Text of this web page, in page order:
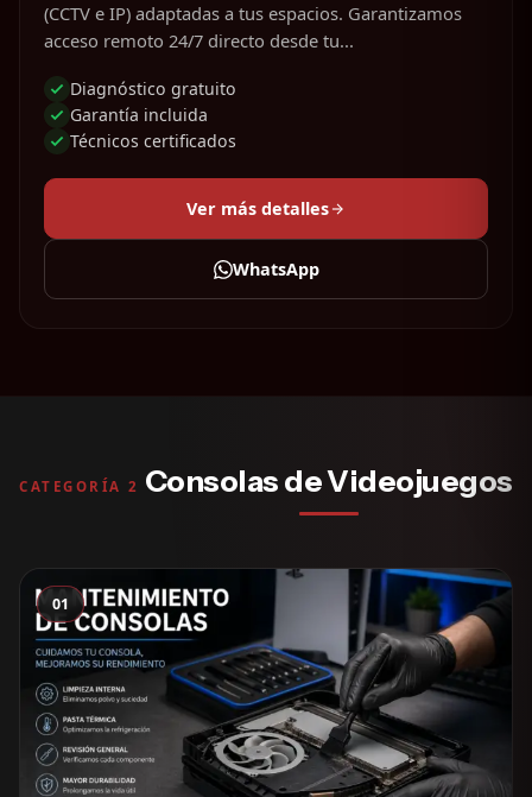
(CCTV e IP) adaptadas a tus espacios. Garantizamos
acceso remoto 24/7 directo desde tu...
Diagnóstico gratuito
Garantía incluida
Técnicos certificados
Ver más detalles
WhatsApp
CATEGORÍA 2 Consolas de Videojuegos
01